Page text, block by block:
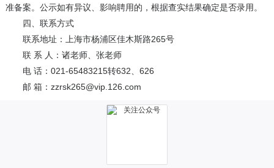
准备案。公示如有异议、影响聘用的，根据查实结果确定是否录用。
四、联系方式
联系地址：上海市杨浦区佳木斯路265号
联 系 人：诸老师、张老师
电 话：021-65483215转632、626
邮 箱：zzrsk265@vip.126.com